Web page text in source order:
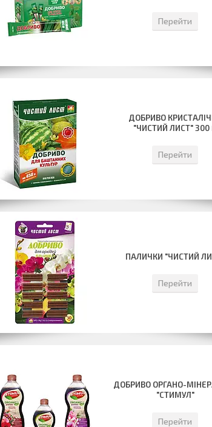
Перейти
ДОБРИВО
"ЧИСТИЙ ЛИСТ" 300
Перейти
ПАЛИЧКИ "ЧИСТИЙ
Перейти
ДОБРИВО ОРГАНО-
"СТИМУЛ"
Перейти